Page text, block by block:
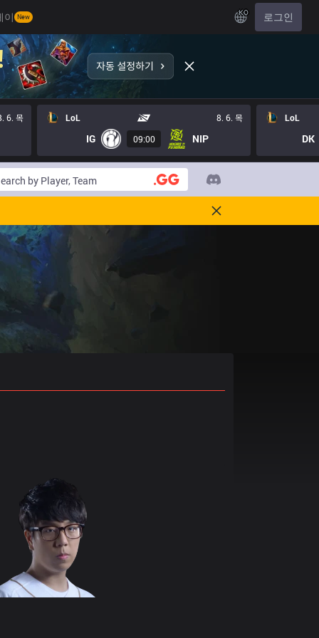
이 New KO 로그인
6. 목 LoL 8. 6. 목
IG 09:00 NIP
LoL
DK